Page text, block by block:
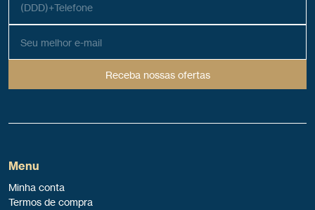
Receba nossas ofertas
Menu
Minha conta
Termos de compra